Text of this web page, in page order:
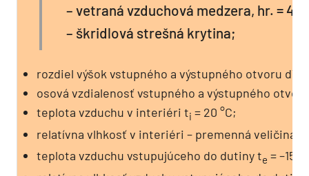
– vetraná vzduchová medzera, hr. = 40
– škridlová strešná krytina;
rozdiel výšok vstupného a výstupného otvoru dV
osová vzdialenosť vstupného a výstupného
teplota vzduchu v interiéri ti = 20 °C;
relatívna vlhkosť v interiéri – premenná veličina ϕ
teplota vzduchu vstupujúceho do dutiny te = –15